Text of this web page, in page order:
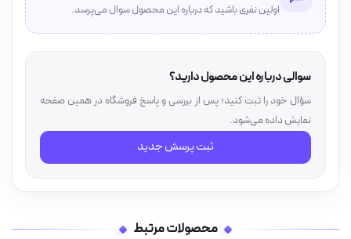
اولین نفری باشید که درباره این محصول سوال می‌پرسد.
سوالی درباره این محصول دارید؟
سؤال خود را ثبت کنید؛ پس از بررسی و پاسخ فروشگاه در همین صفحه
نمایش داده می‌شود.
ثبت پرسش جدید
محصولات مرتبط